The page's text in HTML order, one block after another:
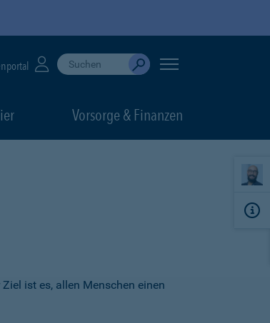
Suche durchführen
When autocomplete results are available, use
Absenden
Vorsorge & Finanzen
ist es, allen Menschen einen